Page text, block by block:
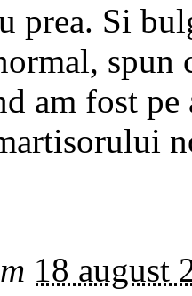
prea. Si
am fost
18 august